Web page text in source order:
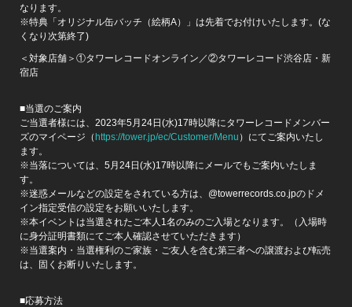
なります。
※特典「オリジナル缶バッチ（絵柄A）」は先着でお付けいたします。(な
くなり次第終了)
＜対象店舗＞①タワーレコードオンライン／②タワーレコード渋谷店・新
宿店
■当選のご案内
ご当選者様には、2023年5月24日(水)17時以降にタワーレコードメンバー
ズのマイページ（https://tower.jp/ec/Customer/Menu ）にてご案内いたし
ます。
※当落については、5月24日(水)17時以降にメールでもご案内いたしま
す。
※迷惑メールなどの設定をされている方は、@towerrecords.co.jpのドメ
イン指定受信の設定をお願いいたします。
※本イベントは当選されたご本人1名のみのご入場となります。（入場時
に身分証明書類にてご本人確認させていただきます）
※当選案内・当選権利のご家族・ご友人を含む第三者への譲渡および転売
は、固くお断りいたします。
■応募方法